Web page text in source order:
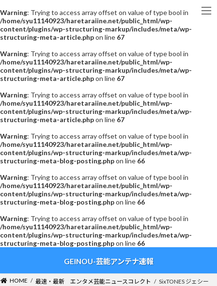
Warning: Trying to access array offset on value of type bool in
/home/syu11140923/haretaraiine.net/public_html/wp-
content/plugins/wp-structuring-markup/includes/meta/wp-
structuring-meta-article.phpon line 67
Warning: Trying to access array offset on value of type bool in
/home/syu11140923/haretaraiine.net/public_html/wp-
content/plugins/wp-structuring-markup/includes/meta/wp-
structuring-meta-article.phpon line 67
Warning: Trying to access array offset on value of type bool in
/home/syu11140923/haretaraiine.net/public_html/wp-
content/plugins/wp-structuring-markup/includes/meta/wp-
structuring-meta-article.phpon line 67
Warning: Trying to access array offset on value of type bool in
/home/syu11140923/haretaraiine.net/public_html/wp-
content/plugins/wp-structuring-markup/includes/meta/wp-
structuring-meta-blog-posting.phpon line 66
Warning: Trying to access array offset on value of type bool in
/home/syu11140923/haretaraiine.net/public_html/wp-
content/plugins/wp-structuring-markup/includes/meta/wp-
structuring-meta-blog-posting.phpon line 66
Warning: Trying to access array offset on value of type bool in
/home/syu11140923/haretaraiine.net/public_html/wp-
content/plugins/wp-structuring-markup/includes/meta/wp-
structuring-meta-blog-posting.phpon line 66
ン
ー
GEINOU-芸能アンテナ速報
HOME 最速・最新 エンタメ芸能ニュースコレクト SixTONES ジェシー